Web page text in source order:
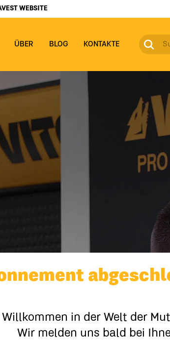
WEBSITE
ÜBER BLOG KONTAKTE
Willkommen in der Welt der
Wir melden uns bald bei